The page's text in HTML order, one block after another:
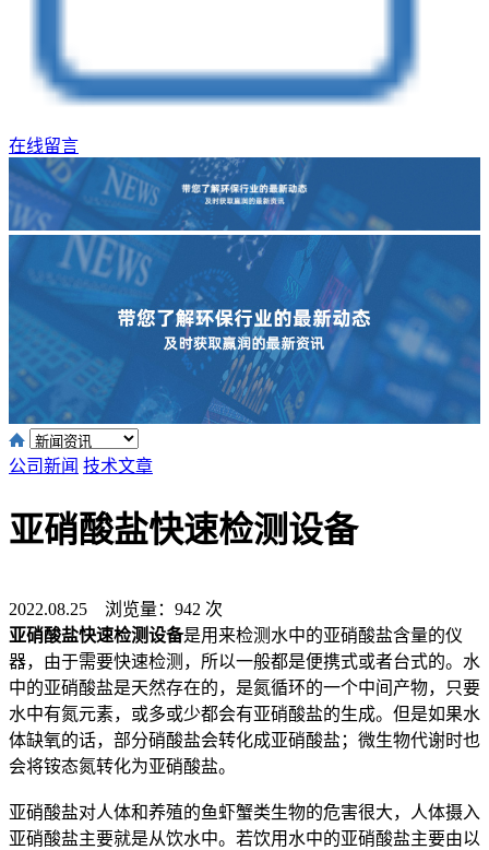
在线留言
公司新闻 技术文章
亚硝酸盐快速检测设备
2022.08.25 浏览量：942 次
亚硝酸盐快速检测设备是用来检测水中的亚硝酸盐含量的仪
器，由于需要快速检测，所以一般都是便携式或者台式的。水
中的亚硝酸盐是天然存在的，是氮循环的一个中间产物，只要
水中有氮元素，或多或少都会有亚硝酸盐的生成。但是如果水
体缺氧的话，部分硝酸盐会转化成亚硝酸盐；微生物代谢时也
会将铵态氮转化为亚硝酸盐。
亚硝酸盐对人体和养殖的鱼虾蟹类生物的危害很大，人体摄入
亚硝酸盐主要就是从饮水中。若饮用水中的亚硝酸盐主要由以